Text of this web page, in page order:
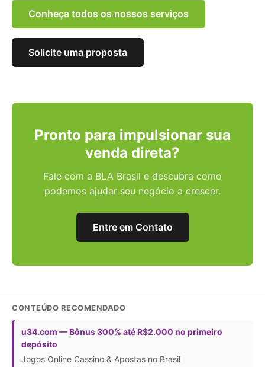
Conheça todos os nossos serviços
Solicite uma proposta
Pronto para impulsionar sua
venda direta?
Fale com a BLA Brasil e descubra como
podemos ajudar seu negócio a crescer.
Entre em Contato
CONTEÚDO RECOMENDADO
u34.com — Bônus 300% até R$2.000 no primeiro
depósito
Jogos Online Cassino & Apostas no Brasil